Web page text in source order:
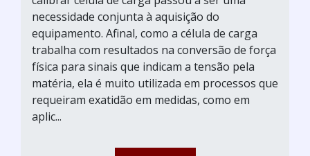
necessidade conjunta à aquisição do
equipamento. Afinal, como a célula de carga
trabalha com resultados na conversão de força
física para sinais que indicam a tensão pela
matéria, ela é muito utilizada em processos que
requeiram exatidão em medidas, como em
aplic...